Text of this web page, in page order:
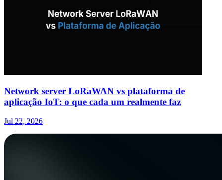
Network server LoRaWAN vs plataforma de
aplicação IoT: o que cada um realmente faz
Jul 22, 2026